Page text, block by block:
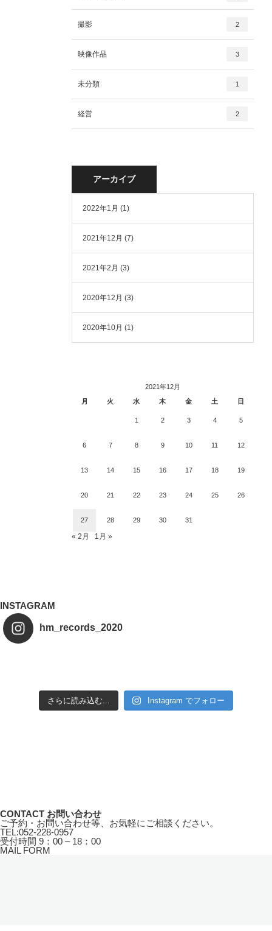
撮影 2
映像作品 3
未分類 1
経営 2
アーカイブ
2022年1月 (1)
2021年12月 (7)
2021年2月 (3)
2020年12月 (3)
2020年10月 (1)
2021年12月
月
火 水 木 金 土 日
1 2 3 4 5
6 7 8 9 10 11 12
13 14 15 16 17 18 19
20 21 22 23 24 25 26
27 28 29 30 31
« 2月 1月 »
INSTAGRAM
hm_records_2020
さらに読み込む... Instagram でフォロー
CONTACT お問い合わせ
ご予約・お問い合わせ等、お気軽にご相談ください。
TEL:052-228-0957
受付時間 9：00 – 18：00
MAIL FORM